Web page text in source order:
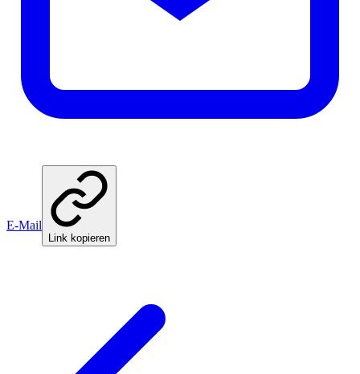
E-Mail
Link kopieren